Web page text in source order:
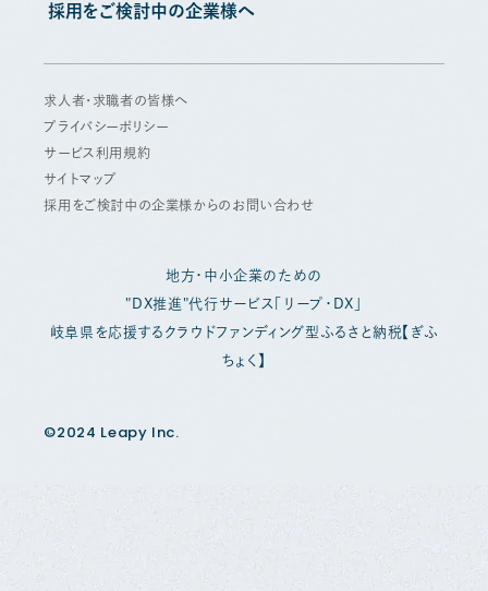
採用をご検討中の企業様へ
求人者・求職者の皆様へ
プライバシーポリシー
サービス利用規約
サイトマップ
採用をご検討中の企業様からのお問い合わせ
地方・中小企業のための
"DX推進"代行サービス「リープ・DX」
岐阜県を応援するクラウドファンディング型ふるさと納税【ぎふ
ちょく】
©2024 Leapy Inc.